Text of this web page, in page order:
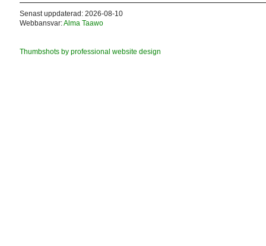
Senast uppdaterad: 2026-08-10
Webbansvar:Alma Taawo
Thumbshots by professional website design